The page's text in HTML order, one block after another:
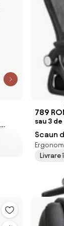
789
sau 3 de
Scaun
Livrare